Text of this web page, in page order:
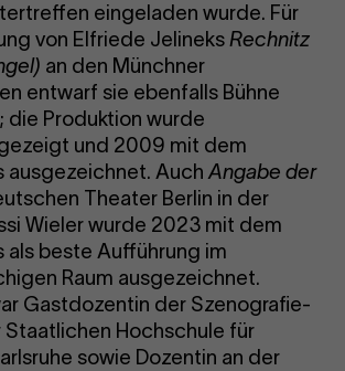
eingeladen wurde. Für
von Elfriede JelineksRechnitz
an den Münchner
entwarf sie ebenfalls Bühne
die Produktion wurde
und 2009 mit dem
ausgezeichnet. AuchAngabe der
Theater Berlin in der
Wieler wurde 2023 mit dem
als beste Aufführung im
Raum ausgezeichnet.
Gastdozentin der Szenografie-
Staatlichen Hochschule für
sowie Dozentin an der